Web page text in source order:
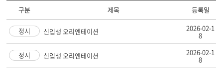
구분 제목 등록일
정시 신입생 오리엔테이션 2026-02-1
8
정시 신입생 오리엔테이션 2026-02-1
8